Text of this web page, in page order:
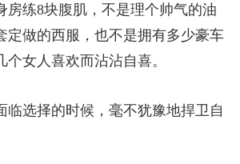
房练8块腹肌，不是理个帅气的油
定做的西服，也不是拥有多少豪车
女人喜欢而沾沾自喜。
临选择的时候，毫不犹豫地捍卫自